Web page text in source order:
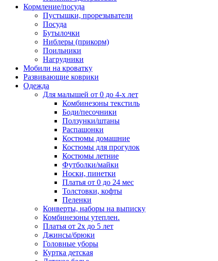
Кормление/посуда
Пустышки, прорезыватели
Посуда
Бутылочки
Ниблеры (прикорм)
Поильники
Нагрудники
Мобили на кроватку
Развивающие коврики
Одежда
Для малышей от 0 до 4-х лет
Комбинезоны текстиль
Боди/песочники
Ползунки/штаны
Распашонки
Костюмы домашние
Костюмы для прогулок
Костюмы летние
Футболки/майки
Носки, пинетки
Платья от 0 до 24 мес
Толстовки, кофты
Пеленки
Конверты, наборы на выписку
Комбинезоны утеплен.
Платья от 2х до 5 лет
Джинсы/брюки
Головные уборы
Куртка детская